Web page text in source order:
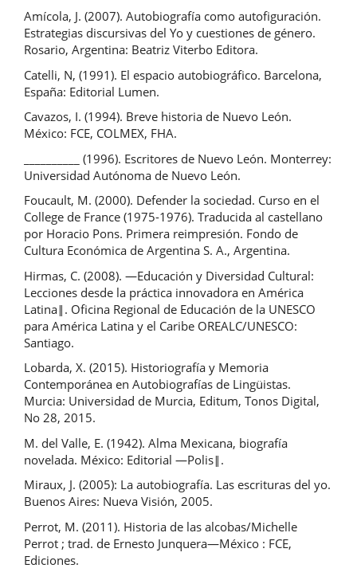
Amícola, J. (2007). Autobiografía como autofiguración.
Estrategias discursivas del Yo y cuestiones de género.
Rosario, Argentina: Beatriz Viterbo Editora.
Catelli, N, (1991). El espacio autobiográfico. Barcelona,
España: Editorial Lumen.
Cavazos, I. (1994). Breve historia de Nuevo León.
México: FCE, COLMEX, FHA.
__________ (1996). Escritores de Nuevo León. Monterrey:
Universidad Autónoma de Nuevo León.
Foucault, M. (2000). Defender la sociedad. Curso en el
College de France (1975-1976). Traducida al castellano
por Horacio Pons. Primera reimpresión. Fondo de
Cultura Económica de Argentina S. A., Argentina.
Hirmas, C. (2008). ―Educación y Diversidad Cultural:
Lecciones desde la práctica innovadora en América
Latina‖. Oficina Regional de Educación de la UNESCO
para América Latina y el Caribe OREALC/UNESCO:
Santiago.
Lobarda, X. (2015). Historiografía y Memoria
Contemporánea en Autobiografías de Lingüistas.
Murcia: Universidad de Murcia, Editum, Tonos Digital,
No 28, 2015.
M. del Valle, E. (1942). Alma Mexicana, biografía
novelada. México: Editorial ―Polis‖.
Miraux, J. (2005): La autobiografía. Las escrituras del yo.
Buenos Aires: Nueva Visión, 2005.
Perrot, M. (2011). Historia de las alcobas/Michelle
Perrot ; trad. de Ernesto Junquera—México : FCE,
Ediciones.